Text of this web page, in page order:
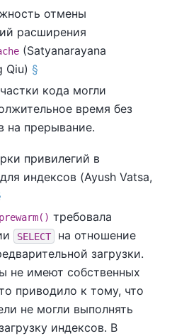
отмены
расширения
(Satyanarayana
Qiu) §
кода могли
время без
на прерывание.
привилегий в
для индексов (Ayush Vatsa,
требовала
SELECT
на отношение
загрузки.
не имеют собственных
приводило к тому, что
не могли выполнять
индексов. В